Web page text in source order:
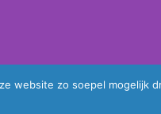
website zo soepel